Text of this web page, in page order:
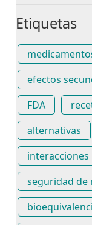
Etiquetas
efectos
FDA
alternativas
seguridad de